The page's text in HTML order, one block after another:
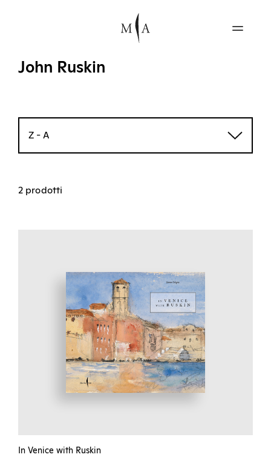
John Ruskin
Z - A
2 prodotti
In Venice with Ruskin